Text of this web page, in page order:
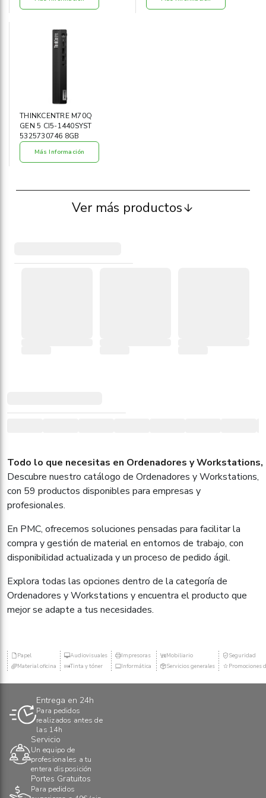
THINKCENTRE M70Q
GEN 5 CI5-1440SYST
5325730746 8GB
Más Información
Ver más productos
Todo lo que necesitas en Ordenadores y Workstations,
Descubre nuestro catálogo de Ordenadores y Workstations,
con 59 productos disponibles para empresas y
profesionales.
En PMC, ofrecemos soluciones pensadas para facilitar la
compra y gestión de material en entornos de trabajo, con
disponibilidad actualizada y un proceso de pedido ágil.
Explora todas las opciones dentro de la categoría de
Ordenadores y Workstations y encuentra el producto que
mejor se adapte a tus necesidades.
Papel
Material oficina
Audiovisuales
Tinta y tóner
Impresoras
Informática
Mobiliario
Servicios generales
Seguridad
Promociones
Entrega en 24h
Para pedidos
realizados antes de
las 14h
Servicio
Un equipo de
profesionales a tu
entera disposición
Portes Gratuitos
Para pedidos